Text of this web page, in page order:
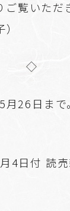
覧いただ
26日まで
4日付 読